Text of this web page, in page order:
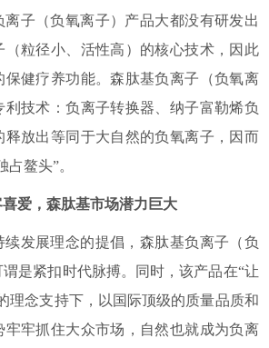
离子（负氧离子）产品大都没有研发出
（粒径小、活性高）的核心技术，因此
保健疗养功能。森肽基负离子（负氧离
技术：负离子转换器、纳子富勒烯负
释放出等同于大自然的负氧离子，因而
独占鳌头”。
喜爱，森肽基市场潜力巨大
续发展理念的提倡，森肽基负离子（负
是紧扣时代脉搏。同时，该产品在“让
理念支持下，以国际顶级的质量品质和
牢牢抓住大众市场，自然也就成为负离